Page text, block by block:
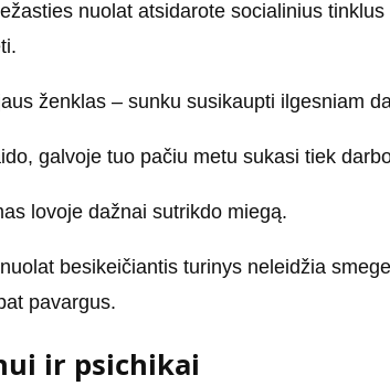
nuolat atsidarote socialinius
ženklas – sunku susikaupti ilgesniam
galvoje tuo pačiu metu sukasi tiek
lovoje dažnai sutrikdo miegą.
besikeičiantis turinys neleidžia
pavargus.
ir psichikai